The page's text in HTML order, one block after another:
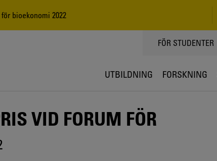
bioekonomi 2022
TOPPMENY
FÖR STUDENTER
UTBILDNING FORSKNING
VID FORUM FÖR